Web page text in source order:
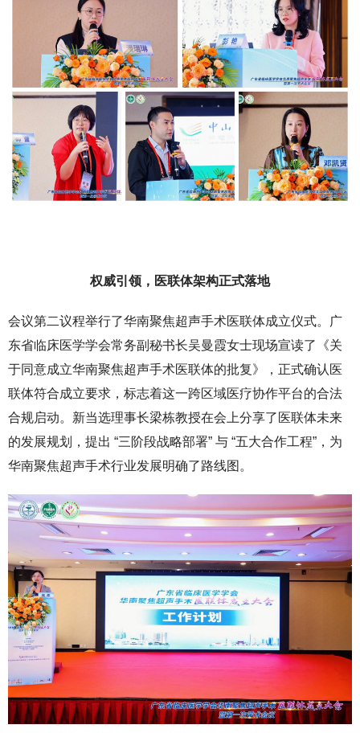
权威引领，医联体架构正式落地
会议第二议程举行了华南聚焦超声手术医联体成立仪式。广
东省临床医学学会常务副秘书长吴曼霞女士现场宣读了《关
于同意成立华南聚焦超声手术医联体的批复》，正式确认医
联体符合成立要求，标志着这一跨区域医疗协作平台的合法
合规启动。新当选理事长梁栋教授在会上分享了医联体未来
的发展规划，提出 “三阶段战略部署” 与 “五大合作工程”，为
华南聚焦超声手术行业发展明确了路线图。